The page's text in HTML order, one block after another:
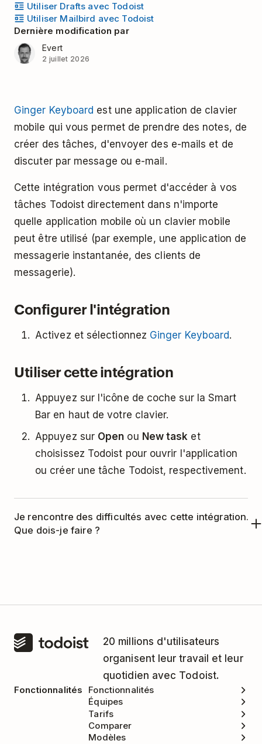
Utiliser Drafts avec Todoist
Utiliser Mailbird avec Todoist
Dernière modification par
Evert
2 juillet 2026
Ginger Keyboard est une application de clavier
mobile qui vous permet de prendre des notes, de
créer des tâches, d'envoyer des e-mails et de
discuter par message ou e-mail.
Cette intégration vous permet d'accéder à vos
tâches Todoist directement dans n'importe
quelle application mobile où un clavier mobile
peut être utilisé (par exemple, une application de
messagerie instantanée, des clients de
messagerie).
Configurer l'intégration
Activez et sélectionnez Ginger Keyboard.
Utiliser cette intégration
Appuyez sur l'icône de coche sur la Smart
Bar en haut de votre clavier.
Appuyez sur Open ou New task et
choisissez Todoist pour ouvrir l'application
ou créer une tâche Todoist, respectivement.
Je rencontre des difficultés avec cette intégration.
Que dois-je faire ?
20 millions d'utilisateurs
organisent leur travail et leur
quotidien avec Todoist.
Fonctionnalités
Fonctionnalités
Équipes
Tarifs
Comparer
Modèles